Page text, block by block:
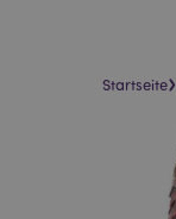
Startseite›